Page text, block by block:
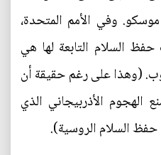
وفي الأمم المتحدة،
السلام التابعة لها هي
(وهذا على رغم حقيقة أن
الهجوم الأذربيجاني الذي
السلام الروسية).